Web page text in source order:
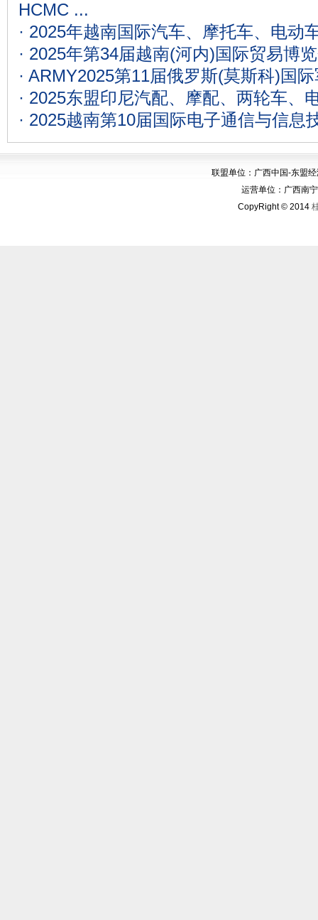
HCMC ...
· 2025年越南国际汽车、摩托车、电动
· 2025年第34届越南(河内)国际贸易博
· ARMY2025第11届俄罗斯(莫斯科)国
· 2025东盟印尼汽配、摩配、两轮车、
· 2025越南第10届国际电子通信与信息
联盟单位：广西中国-东盟
运营单位：广西南
CopyRight © 2014